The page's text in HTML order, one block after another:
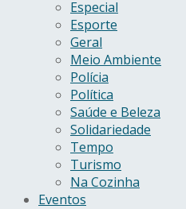
Especial
Esporte
Geral
Meio Ambiente
Polícia
Política
Saúde e Beleza
Solidariedade
Tempo
Turismo
Na Cozinha
Eventos